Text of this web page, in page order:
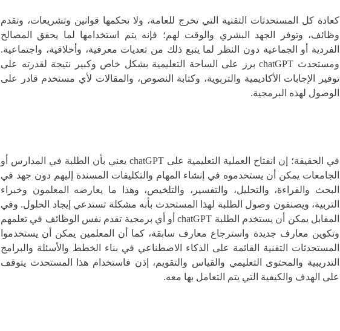
كعادة كل المستحدثات التقنية التي تخرج للعامة، ولا تحكمها قوانين وتشريعات، وتقدم
وظائف، وتوفر الجهد البشري والوقت لهم؛ فإنه يتم استخدامها لما يحقق المصالح
الفردية أو الجماعية دون النظر لما يتبع ذلك من تعديات معرفية، وأخلاقية، واجتماعية.
ومستحدث chatGPT برز على الساحة التعليمية بشكل خاص وكبير نتيجة لقدرته على
توفير الإجابات الأكاديمية والتربوية، وكتابة النصوص، والمقالات لأي مستخدم قادر على
الوصول لهذه البرمجية.
في الحقيقة؛ إن انفتاح العملية التعليمية على chatGPT يعني بأن الطلبة في المدارس أو
الجامعات يمكن أن يستخدموه في إنشاء المهام والتكليفات المسندة إليهم دون جهد في
البحث والقراءة، والتحليل، والتفسير، والتلخيص، وهذا ما يعارضه المعلمون وخبراء
التربية، ويصنفون وصول الطلبة لهذا المستحدث بأنه مشكلة تستدعي إيجاد الحلول. وفي
المقابل يمكن أن يستخدم الطلبة chatGPT أو أي برمجية تقدم نفس الوظائف في تعلمهم
وتكوين معارف جديدة واسترجاع معارف سابقة، كما أن المعلمين يمكن أن يستخدموا
المستحدثات التقنية القائمة على الذكاء الاصطناعي في بناء الخطط والأسئلة والبرامج
التدريبية والمحتوى التعليمي والقياس والتقويم، إذن فاستخدام هذا المستحدث يتوقف
على الهدف والكيفية التي يتم التعامل بها معه.